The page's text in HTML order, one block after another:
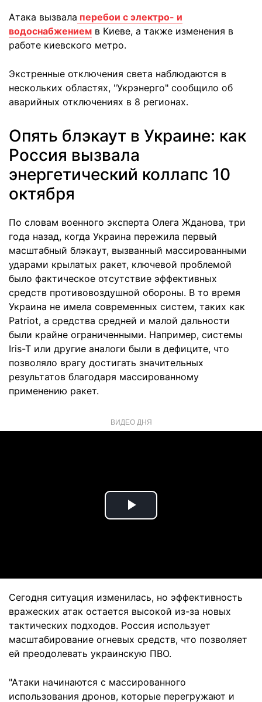
Атака вызвала перебои с электро- и
водоснабжением в Киеве, а также изменения в
работе киевского метро.
Экстренные отключения света наблюдаются в
нескольких областях, "Укрэнерго" сообщило об
аварийных отключениях в 8 регионах.
Опять блэкаут в Украине: как
Россия вызвала
энергетический коллапс 10
октября
По словам военного эксперта Олега Жданова, три
года назад, когда Украина пережила первый
масштабный блэкаут, вызванный массированными
ударами крылатых ракет, ключевой проблемой
было фактическое отсутствие эффективных
средств противовоздушной обороны. В то время
Украина не имела современных систем, таких как
Patriot, а средства средней и малой дальности
были крайне ограниченными. Например, системы
Iris-T или другие аналоги были в дефиците, что
позволяло врагу достигать значительных
результатов благодаря массированному
применению ракет.
ВИДЕО ДНЯ
Play
Сегодня ситуация изменилась, но эффективность
вражеских атак остается высокой из-за новых
тактических подходов. Россия использует
масштабирование огневых средств, что позволяет
ей преодолевать украинскую ПВО.
"Атаки начинаются с массированного
использования дронов, которые перегружают и